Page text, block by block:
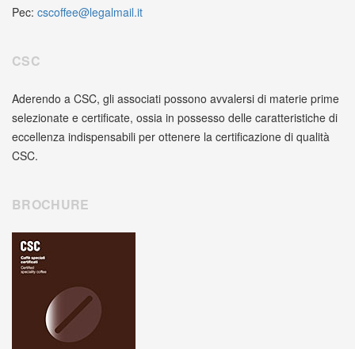
Pec: cscoffee@legalmail.it
CSC
Aderendo a CSC, gli associati possono avvalersi di materie prime
selezionate e certificate, ossia in possesso delle caratteristiche di
eccellenza indispensabili per ottenere la certificazione di qualità
CSC.
BROCHURE